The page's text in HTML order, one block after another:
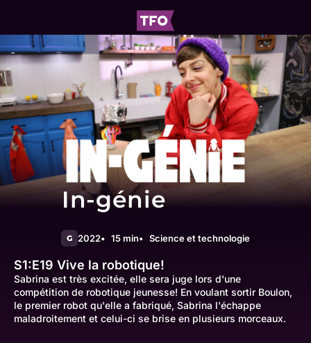
In-génie
G 2022 15 min Science et technologie
S1:E19 Vive la robotique!
Sabrina est très excitée, elle sera juge lors d'une
compétition de robotique jeunesse! En voulant sortir Boulon,
le premier robot qu'elle a fabriqué, Sabrina l'échappe
maladroitement et celui-ci se brise en plusieurs morceaux.